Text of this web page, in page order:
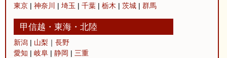
東京 | 神奈川 | 埼玉 | 千葉 | 栃木 | 茨城 | 群馬
甲信越 ・ 東海 ・ 北陸
新潟 | 山梨 ｜ 長野
愛知 | 岐阜 | 静岡 | 三重